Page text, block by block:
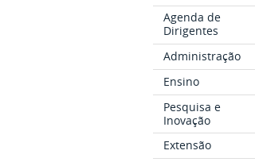
Agenda de
Dirigentes
Administração
Ensino
Pesquisa e
Inovação
Extensão